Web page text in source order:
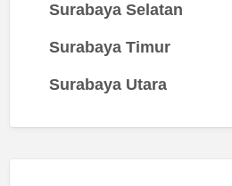
Surabaya Selatan
Surabaya Timur
Surabaya Utara